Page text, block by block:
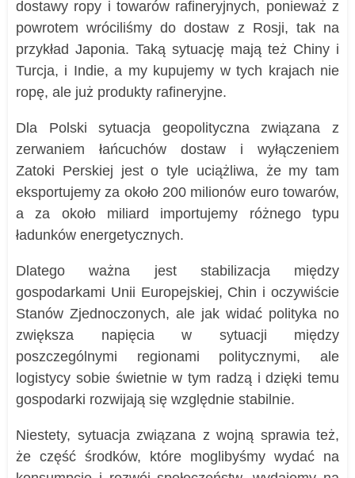
dostawy ropy i towarów rafineryjnych, ponieważ z
powrotem wróciliśmy do dostaw z Rosji, tak na
przykład Japonia. Taką sytuację mają też Chiny i
Turcja, i Indie, a my kupujemy w tych krajach nie
ropę, ale już produkty rafineryjne.
Dla Polski sytuacja geopolityczna związana z
zerwaniem łańcuchów dostaw i wyłączeniem
Zatoki Perskiej jest o tyle uciążliwa, że my tam
eksportujemy za około 200 milionów euro towarów,
a za około miliard importujemy różnego typu
ładunków energetycznych.
Dlatego ważna jest stabilizacja między
gospodarkami Unii Europejskiej, Chin i oczywiście
Stanów Zjednoczonych, ale jak widać polityka no
zwiększa napięcia w sytuacji między
poszczególnymi regionami politycznymi, ale
logistycy sobie świetnie w tym radzą i dzięki temu
gospodarki rozwijają się względnie stabilnie.
Niestety, sytuacja związana z wojną sprawia też,
że część środków, które moglibyśmy wydać na